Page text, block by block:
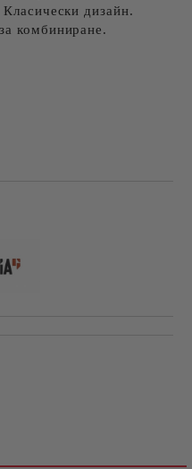
Класически дизайн.
комбиниране.